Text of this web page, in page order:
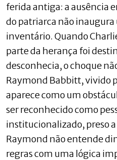
ferida antiga: a ausência
do patriarca não
inventário. Quando
parte da herança foi
desconhecia, o choque
Raymond Babbitt, vivido
aparece como um
ser reconhecido como
institucionalizado, preso
Raymond não entende
regras com uma lógica